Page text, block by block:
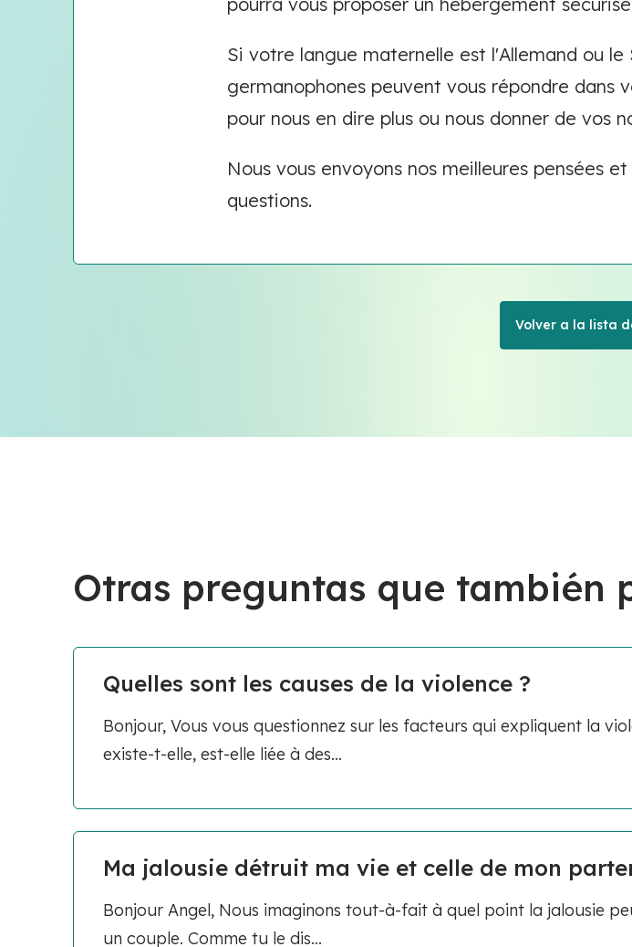
Si votre langue maternelle est l'Allemand ou le
germanophones peuvent vous répondre dans
pour nous en dire plus ou nous donner de vos
Nous vous envoyons nos meilleures pensées
questions.
Volver a la lista
Otras preguntas que también
Quelles sont les causes de la violence ?
Bonjour, Vous vous questionnez sur les facteurs qui expliquent la
existe-t-elle, est-elle liée à des...
Ma jalousie détruit ma vie et celle de mon
Bonjour Angel, Nous imaginons tout-à-fait à quel point la jalousie
un couple. Comme tu le dis...